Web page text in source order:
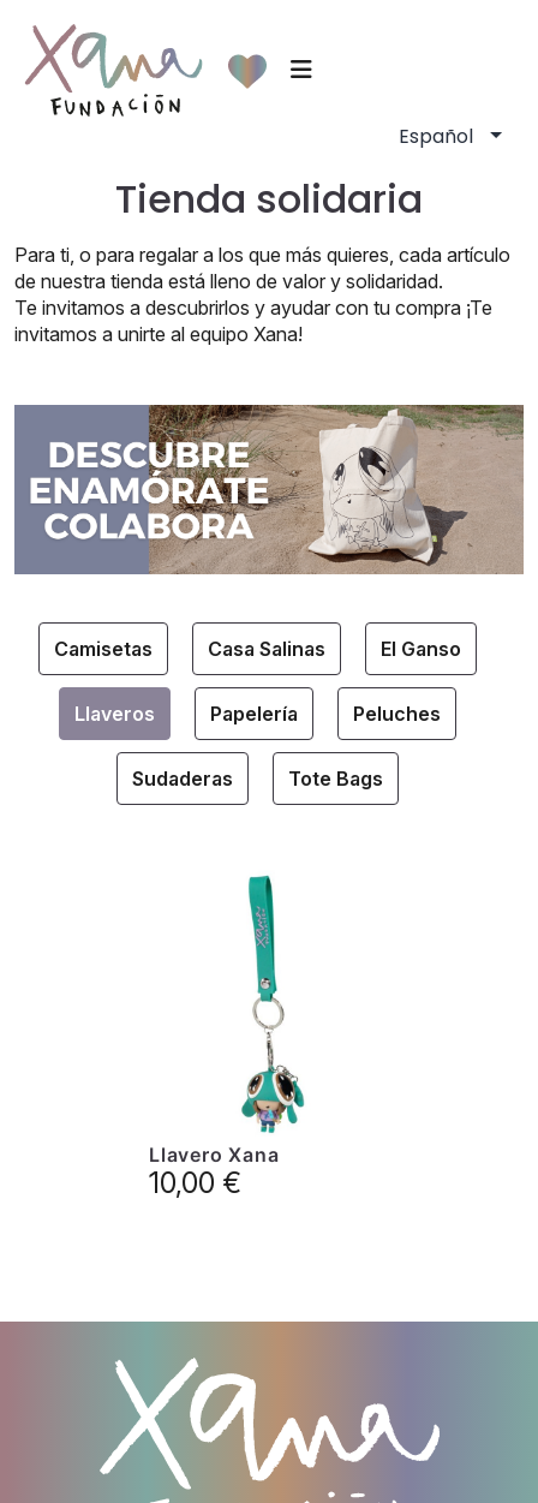
Tienda solidaria
Para ti, o para regalar a los que más quieres, cada artículo
de nuestra tienda está lleno de valor y solidaridad.
Te invitamos a descubrirlos y ayudar con tu compra ¡Te
invitamos a unirte al equipo Xana!
Camisetas Casa Salinas El Ganso
Llaveros Papelería Peluches
Sudaderas Tote Bags
Llavero Xana
10,00 €